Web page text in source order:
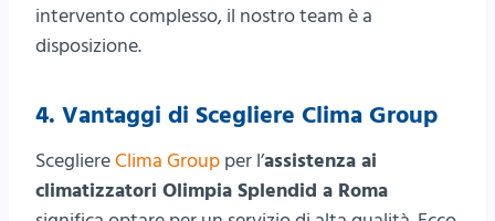
intervento complesso, il nostro team è a
disposizione.
4. Vantaggi di Scegliere Clima Group
ScegliereClima Group per l’assistenza ai
climatizzatori Olimpia Splendid a Roma